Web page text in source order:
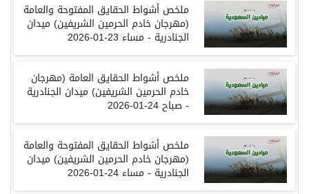
ملخص أشواط الحقايق المفتوحة والعامة
(مهرجان خادم الحرمين الشريفين) ميدان
الجنادرية - مساء 23-01-2026
ملخص أشواط الحقايق العامة (مهرجان
خادم الحرمين الشريفين) ميدان الجنادرية
- صباح24-01-2026
ملخص أشواط الحقايق المفتوحة والعامة
(مهرجان خادم الحرمين الشريفين) ميدان
الجنادرية - مساء